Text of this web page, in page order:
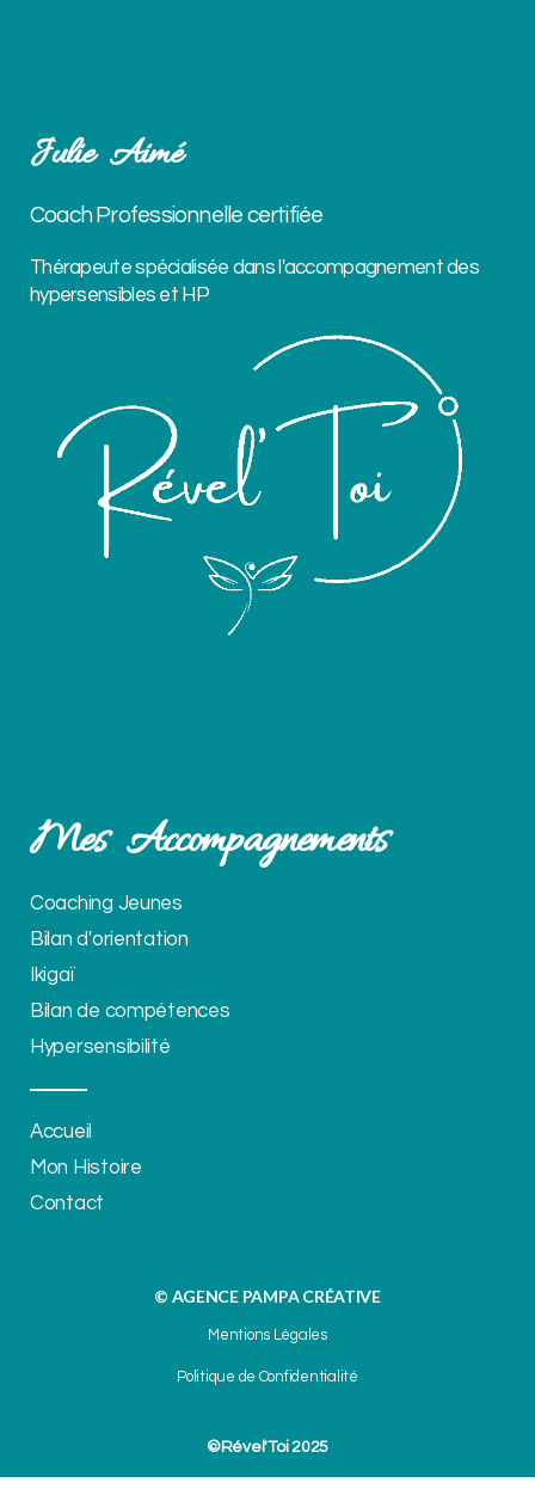
Julie Aimé
Coach Professionnelle certifiée
Thérapeute spécialisée dans l'accompagnement des
hypersensibles et HP
Mes Accompagnements
Coaching Jeunes
Bilan d'orientation
Ikigaï
Bilan de compétences
Hypersensibilité
Accueil
Mon Histoire
Contact
© AGENCE PAMPA CRÉATIVE
Mentions Légales
Politique de Confidentialité
©Rével'Toi 2025